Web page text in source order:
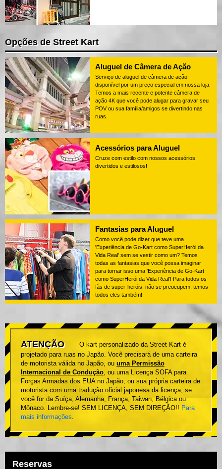
Opções de Street Kart
Aluguel de Câmera de Ação
Serviço de aluguel de câmera de ação
disponível por um preço especial em nossa loja.
Temos a mais recente e potente câmera de
ação 4K que você pode alugar para gravar seu
POV ou sua família/amigos se divertindo nas
ruas.
Acessórios para Aluguel
Cruze com estilo com nossos acessórios
divertidos e estilosos!
Fantasias para Aluguel
Como você pode dizer que teve uma
'Experiência de Go-Kart como SuperHerói da
Vida Real' sem se vestir como um? Temos
todas as fantasias que você possa imaginar
para tornar isso uma 'Experiência de Go-Kart
como SuperHerói da Vida Real'! Para todos os
fãs de super-heróis, não se preocupem, temos
todos eles também!
ATENÇÃO
O kart personalizado da Street Kart é
projetado para ruas no Japão. Você precisará de uma carteira
de motorista válida no Japão, ou uma Permissão
Internacional de Condução, ou uma Licença SOFA para
Forças Armadas dos EUA no Japão, ou sua própria carteira de
motorista com uma tradução oficial japonesa da licença, se
você for da Suíça, Alemanha, França, Taiwan, Bélgica ou
Mônaco. Lembre-se! SEM LICENÇA, SEM DIREÇÃO!! Para
mais informações.
Reservas